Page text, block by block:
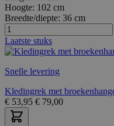
Hoogte: 102 cm
Breedte/diepte: 36 cm
Laatste stuks
Snelle levering
Kledingrek met
€ 53,95 € 79,00